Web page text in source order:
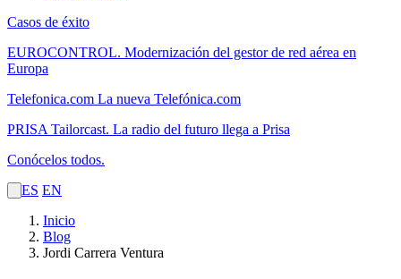
Casos de éxito
EUROCONTROL. Modernización del gestor de red aérea en
Europa
Telefonica.com La nueva Telefónica.com
PRISA Tailorcast. La radio del futuro llega a Prisa
Conócelos todos.
ES EN
Inicio
Blog
Jordi Carrera Ventura